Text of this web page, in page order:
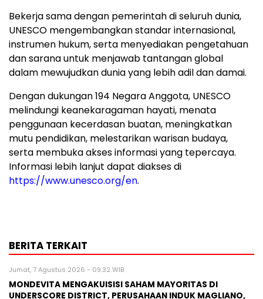
Bekerja sama dengan pemerintah di seluruh dunia,
UNESCO mengembangkan standar internasional,
instrumen hukum, serta menyediakan pengetahuan
dan sarana untuk menjawab tantangan global
dalam mewujudkan dunia yang lebih adil dan damai.
Dengan dukungan 194 Negara Anggota, UNESCO
melindungi keanekaragaman hayati, menata
penggunaan kecerdasan buatan, meningkatkan
mutu pendidikan, melestarikan warisan budaya,
serta membuka akses informasi yang tepercaya.
Informasi lebih lanjut dapat diakses di
https://www.unesco.org/en.
BERITA TERKAIT
Jumat, 7 Agustus 2026 - 09:32 WIB
MONDEVITA MENGAKUISISI SAHAM MAYORITAS DI
UNDERSCORE DISTRICT, PERUSAHAAN INDUK MAGLIANO,